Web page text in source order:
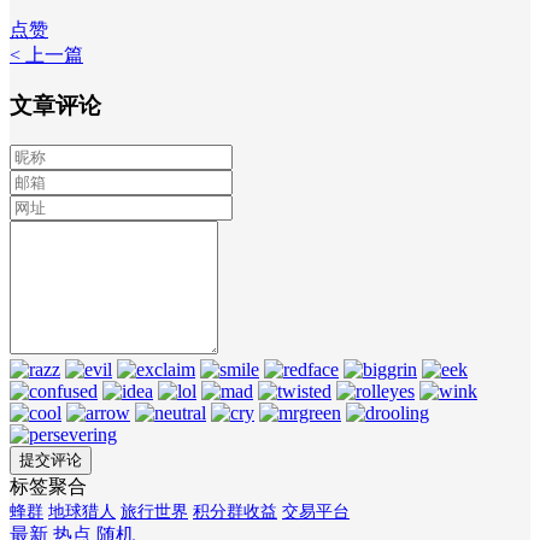
点赞
< 上一篇
文章评论
标签聚合
蜂群 地球猎人 旅行世界 积分群收益 交易平台
最新 热点 随机